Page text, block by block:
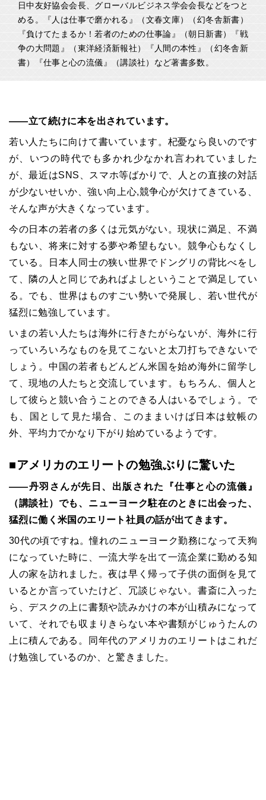
日中友好協会会長、グローバルビジネス学会会長などをつと
める。『人は仕事で磨かれる』（文春文庫）（幻冬舎新書）
『負けてたまるか！若者のための仕事論』（朝日新書）『戦
争の大問題』（東洋経済新報社）『人間の本性』（幻冬舎新
書）『仕事と心の流儀』（講談社）など著書多数。
――立て続けに本を出されています。
若い人たちに向けて書いています。杞憂なら良いのです
が、いつの時代でも多かれ少なかれ言われていました
が、最近はSNS、 スマホ等ばかりで、人との直接の対話
が少ないせいか、強い向上心,競争心が欠けてきている、
そんな声が大きくなっています。
今の日本の若者の多くは元気がない。現状に満足、不満
もない、将来に対する夢や希望もない。競争心もなくし
ている。日本人同士の狭い世界でドングリの背比べをし
て、隣の人と同じであればよしということで満足してい
る。でも、世界はものすごい勢いで発展し、若い世代が
猛烈に勉強しています。
いまの若い人たちは海外に行きたがらないが、海外に行
っていろいろなものを見てこないと太刀打ちできないで
しょう。中国の若者もどんどん米国を始め海外に留学し
て、現地の人たちと交流しています。もちろん、個人と
して彼らと競い合うことのできる人はいるでしょう。で
も、国として見た場合、このままいけば日本は蚊帳の
外、平均力でかなり下がり始めているようです。
■アメリカのエリートの勉強ぶりに驚いた
――丹羽さんが先日、出版された『仕事と心の流儀』
（講談社）でも、ニューヨーク駐在のときに出会った、
猛烈に働く米国のエリート社員の話が出てきます。
30代の頃ですね。憧れのニューヨーク勤務になって天狗
になっていた時に、一流大学を出て一流企業に勤める知
人の家を訪れました。夜は早く帰って子供の面倒を見て
いるとか言っていたけど、冗談じゃない。書斎に入った
ら、デスクの上に書類や読みかけの本が山積みになって
いて、それでも収まりきらない本や書類がじゅうたんの
上に積んである。同年代のアメリカのエリートはこれだ
け勉強しているのか、と驚きました。